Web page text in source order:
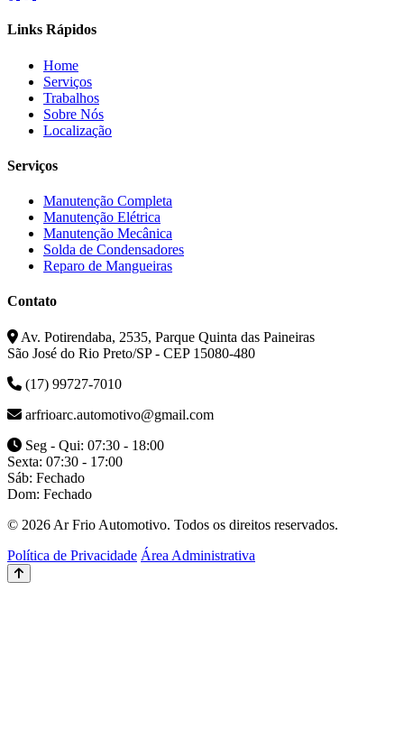
Links Rápidos
Home
Serviços
Trabalhos
Sobre Nós
Localização
Serviços
Manutenção Completa
Manutenção Elétrica
Manutenção Mecânica
Solda de Condensadores
Reparo de Mangueiras
Contato
Av. Potirendaba, 2535, Parque Quinta das Paineiras
São José do Rio Preto/SP - CEP 15080-480
(17) 99727-7010
arfrioarc.automotivo@gmail.com
Seg - Qui: 07:30 - 18:00
Sexta: 07:30 - 17:00
Sáb: Fechado
Dom: Fechado
© 2026 Ar Frio Automotivo. Todos os direitos reservados.
Política de Privacidade Área Administrativa